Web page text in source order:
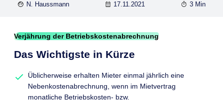
N. Haussmann 17.11.2021 3 Min
Verjährung der Betriebskostenabrechnung
Das Wichtigste in Kürze
Üblicherweise erhalten Mieter einmal jährlich eine
Nebenkostenabrechnung, wenn im Mietvertrag
monatliche Betriebskosten- bzw.